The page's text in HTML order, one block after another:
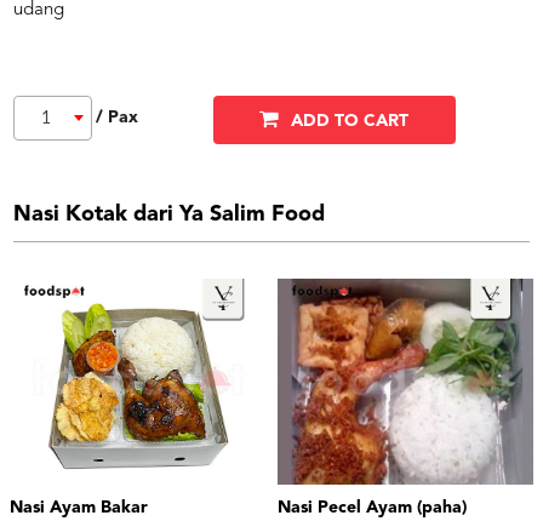
udang
1 / Pax ADD TO CART
Nasi Kotak dari Ya Salim Food
Nasi Ayam Bakar
Nasi Pecel Ayam (paha)